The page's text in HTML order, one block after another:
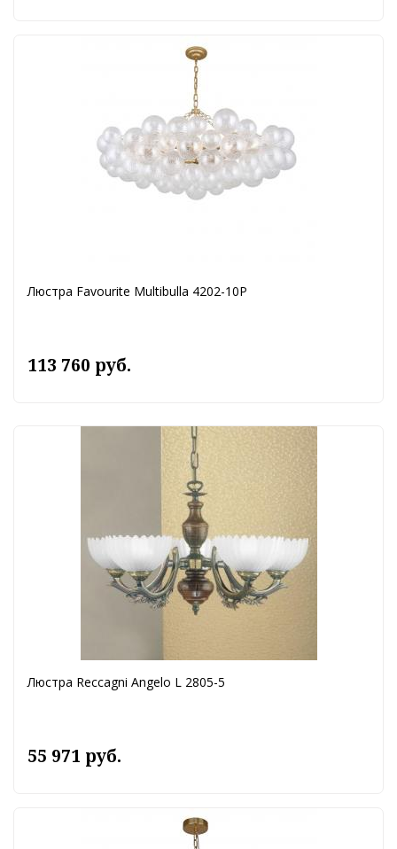
Люстра Favourite Multibulla 4202-10P
113 760 руб.
Люстра Reccagni Angelo L 2805-5
55 971 руб.